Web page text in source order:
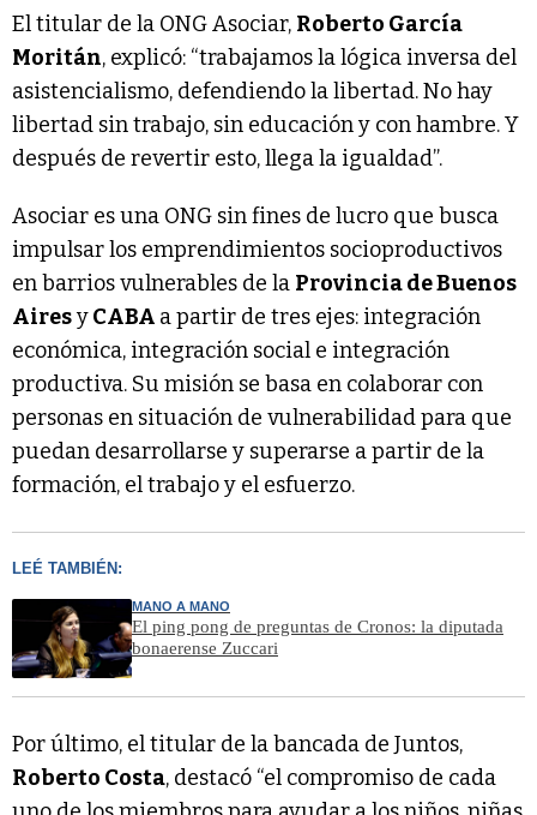
El titular de la ONG Asociar, Roberto García
Moritán, explicó: “trabajamos la lógica inversa del
asistencialismo, defendiendo la libertad. No hay
libertad sin trabajo, sin educación y con hambre. Y
después de revertir esto, llega la igualdad”.
Asociar es una ONG sin fines de lucro que busca
impulsar los emprendimientos socioproductivos
en barrios vulnerables de la Provincia de Buenos
AiresyCABA a partir de tres ejes: integración
económica, integración social e integración
productiva. Su misión se basa en colaborar con
personas en situación de vulnerabilidad para que
puedan desarrollarse y superarse a partir de la
formación, el trabajo y el esfuerzo.
LEÉ TAMBIÉN:
MANO A MANO
El ping pong de preguntas de Cronos: la diputada
bonaerense Zuccari
Por último, el titular de la bancada de Juntos,
Roberto Costa, destacó “el compromiso de cada